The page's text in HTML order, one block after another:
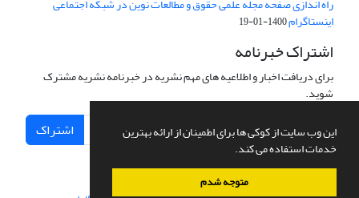
این وب سایت از کوکی ها برای اطمینان از ارائه بهترین
خدمات استفاده می کند.
متوجه شدم
راه اندازی صفحه مجله علمی حقوق و مطالعات نوین در شبکه اجتماعی
اینستاگرام1400-01-19
اشتراک خبرنامه
برای دریافت اخبار و اطلاعیه های مهم نشریه در خبرنامه نشریه مشترک
شوید.
اشتراک